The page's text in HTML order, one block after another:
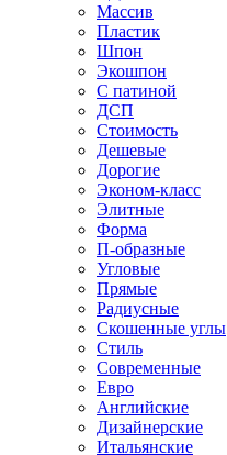
Массив
Пластик
Шпон
Экошпон
С патиной
ДСП
Стоимость
Дешевые
Дорогие
Эконом-класс
Элитные
Форма
П-образные
Угловые
Прямые
Радиусные
Скошенные углы
Стиль
Современные
Евро
Английские
Дизайнерские
Итальянские